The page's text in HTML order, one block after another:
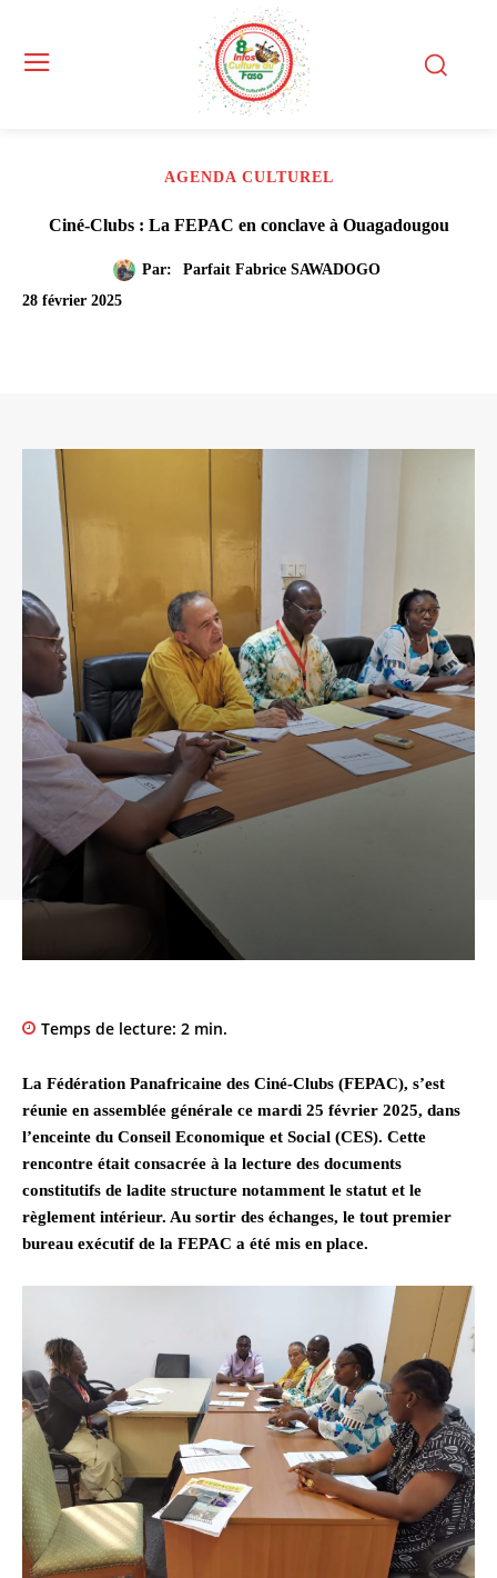
AGENDA CULTUREL
Ciné-Clubs : La FEPAC en conclave à Ouagadougou
Par:
Parfait Fabrice SAWADOGO
28 février 2025
Temps de lecture: 2 min.
La Fédération Panafricaine des Ciné-Clubs (FEPAC), s’est
réunie en assemblée générale ce mardi 25 février 2025, dans
l’enceinte du Conseil Economique et Social (CES). Cette
rencontre était consacrée à la lecture des documents
constitutifs de ladite structure notamment le statut et le
règlement intérieur. Au sortir des échanges, le tout premier
bureau exécutif de la FEPAC a été mis en place.